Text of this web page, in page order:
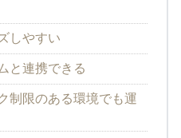
しやすい
と連携できる
制限のある環境でも運